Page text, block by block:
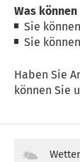
Was
Sie
Sie
Haben Sie
können Sie
Wetter